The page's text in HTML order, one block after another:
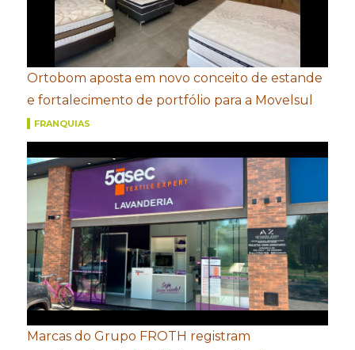
Ortobom aposta em novo conceito de estande
e fortalecimento de portfólio para a Movelsul
FRANQUIAS
Marcas do Grupo FROTH registram